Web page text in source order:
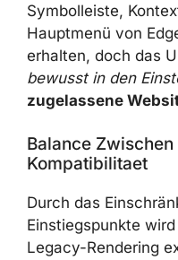
Symbolleiste,
Hauptmenü von
erhalten, doch das
bewusst in den
zugelassene
Balance
Kompatibilitaet
Durch das
Einstiegspunkte
Legacy-Rendering